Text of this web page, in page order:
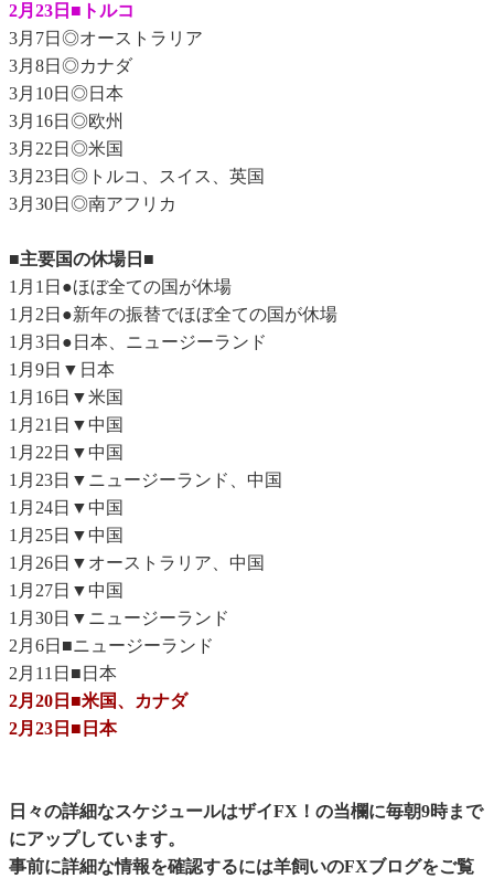
2月23日■トルコ
3月7日◎オーストラリア
3月8日◎カナダ
3月10日◎日本
3月16日◎欧州
3月22日◎米国
3月23日◎トルコ、スイス、英国
3月30日◎南アフリカ
■主要国の休場日■
1月1日●ほぼ全ての国が休場
1月2日●新年の振替でほぼ全ての国が休場
1月3日●日本、ニュージーランド
1月9日▼日本
1月16日▼米国
1月21日▼中国
1月22日▼中国
1月23日▼ニュージーランド、中国
1月24日▼中国
1月25日▼中国
1月26日▼オーストラリア、中国
1月27日▼中国
1月30日▼ニュージーランド
2月6日■ニュージーランド
2月11日■日本
2月20日■米国、カナダ
2月23日■日本
日々の詳細なスケジュールはザイFX！の当欄に毎朝9時まで
にアップしています。
事前に詳細な情報を確認するには羊飼いのFXブログをご覧